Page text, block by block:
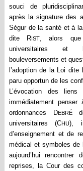
souci de
après la signature des
Ségur de la santé et à
dite RIST
, alors
universitaires et
bouleversements et
l’adoption de la Loi dite
paru opportun de les
L’évocation des
immédiatement
ordonnances DEBRÉ
universitaires (CHU),
d’enseignement et de
médical et symboles de
aujourd’hui
reprises, la Cour des